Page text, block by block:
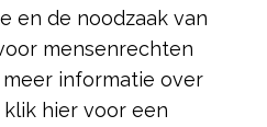
en de noodzaak van
mensenrechten
informatie over
hier voor een